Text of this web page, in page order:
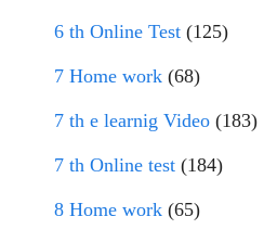
6 th Online Test (125)
7 Home work (68)
7 th e learnig Video (183)
7 th Online test (184)
8 Home work (65)